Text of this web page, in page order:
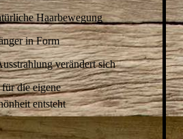
Haarbewegung
in Form
verändert sich
die eigene
entsteht